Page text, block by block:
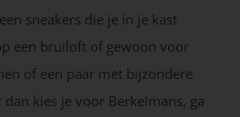
sneakers die je in je kast
een bruiloft of gewoon voor
of een paar met bijzondere
kies je voor Berkelmans, ga